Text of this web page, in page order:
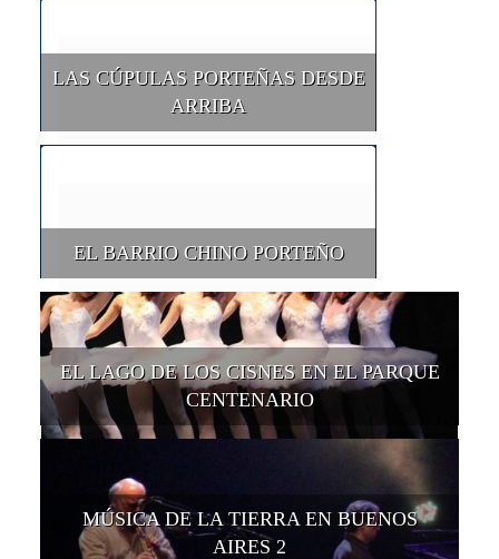
LAS CÚPULAS PORTEÑAS DESDE
ARRIBA
EL BARRIO CHINO PORTEÑO
EL LAGO DE LOS CISNES EN EL PARQUE
CENTENARIO
MÚSICA DE LA TIERRA EN BUENOS
AIRES 2